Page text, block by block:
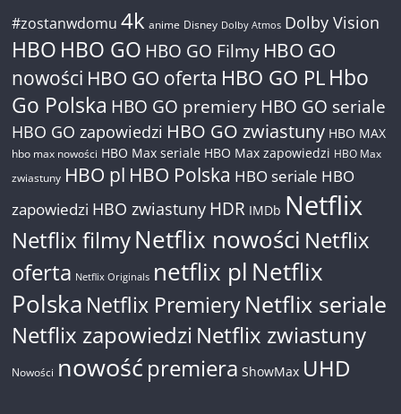
#zostanwdomu 4k anime Disney Dolby Atmos Dolby Vision
HBO HBO GO HBO GO Filmy HBO GO
nowości HBO GO oferta HBO GO PL Hbo
Go Polska HBO GO premiery HBO GO seriale
HBO GO zapowiedzi HBO GO zwiastuny HBO MAX
hbo max nowości HBO Max seriale HBO Max zapowiedzi HBO Max
zwiastuny HBO pl HBO Polska HBO seriale HBO
zapowiedzi HBO zwiastuny HDR IMDb Netflix
Netflix filmyNetflix nowości Netflix
oferta Netflix Originals netflix pl Netflix
Polska Netflix PremieryNetflix seriale
Netflix zapowiedzi Netflix zwiastuny
Nowości nowość premiera ShowMax UHD